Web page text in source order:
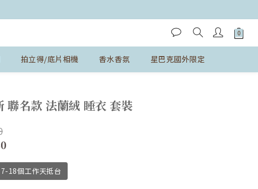
拍立得/底片相機 香水香氛 星巴克國外限定
聯名款 法蘭絨 睡衣 套裝
18個工作天抵台